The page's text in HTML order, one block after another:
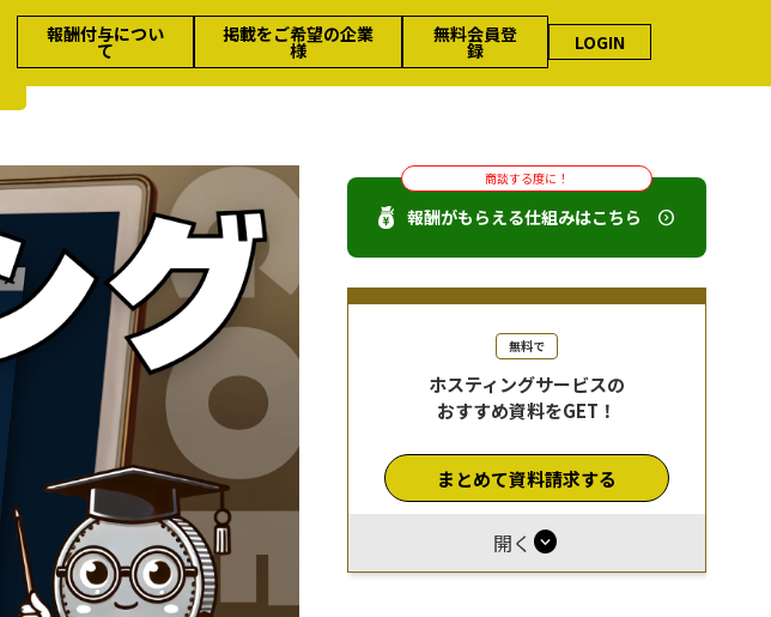
報酬付与につい
て
掲載をご希望の企業
様
無料会員登
録 LOGIN
商談する度に！
報酬がもらえる仕組みはこちら
無料で
ホスティングサービスの
おすすめ資料をGET！
まとめて資料請求する
開く expand_circle_down